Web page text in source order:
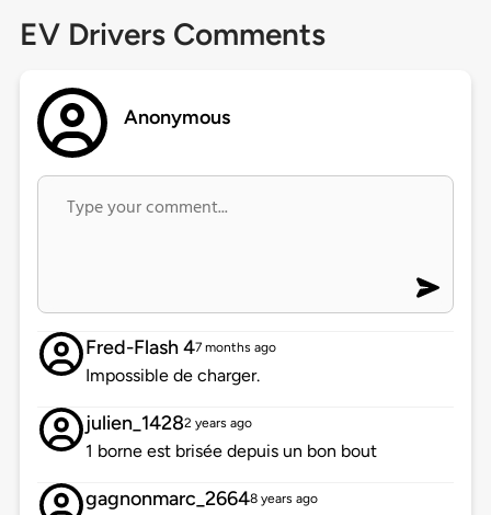
EV Drivers Comments
Anonymous
Fred-Flash 47 months ago
Impossible de charger.
julien_14282 years ago
1 borne est brisée depuis un bon bout
gagnonmarc_26648 years ago